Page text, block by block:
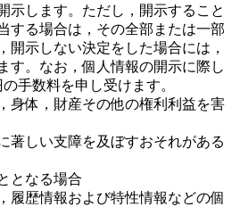
示します。ただし，開示すること
する場合は，その全部または一部
開示しない決定をした場合には，
す。なお，個人情報の開示に際し
手数料を申し受けます。
身体，財産その他の権利利益を害
著しい支障を及ぼすおそれがある
となる場合
履歴情報および特性情報などの個